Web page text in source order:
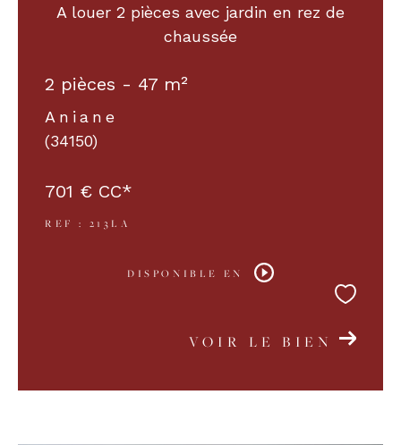
A louer 2 pièces avec jardin en rez de
chaussée
2 pièces - 47 m²
Aniane
(34150)
701 € CC*
REF : 213LA
DISPONIBLE EN
VOIR LE BIEN